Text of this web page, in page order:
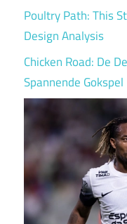
Poultry Path: This
Design Analysis
Chicken Road: De
Spannende Gokspel